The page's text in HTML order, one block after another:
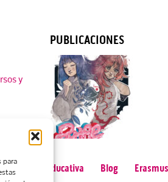
para
y
PUBLICACIONES
Oferta Educativa Blog Erasmus